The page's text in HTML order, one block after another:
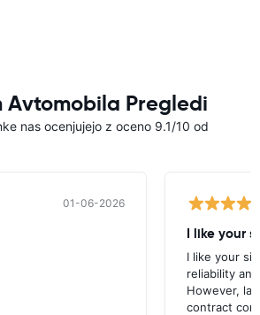
Avtomobila Pregledi
nas ocenjujejo z oceno 9.1/10 od
01-06-2026
I like your
I like your
reliability
However,
contract